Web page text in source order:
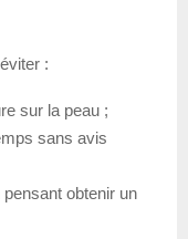
:
sur la peau ;
sans avis
obtenir un